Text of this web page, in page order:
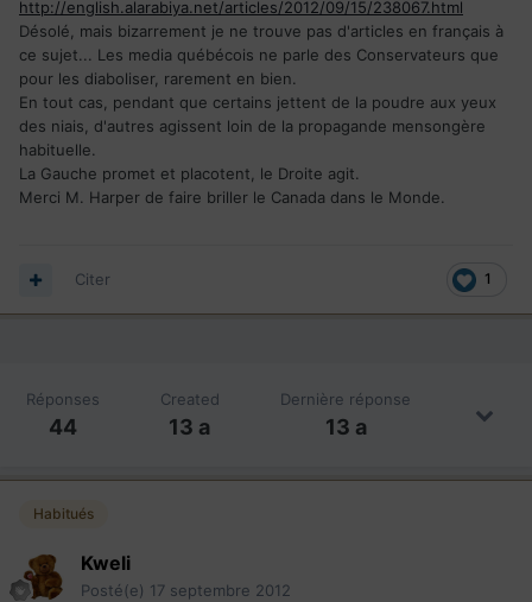
http://english.alarabiya.net/articles/2012/09/15/238067.html
Désolé, mais bizarrement je ne trouve pas d'articles en français à
ce sujet... Les media québécois ne parle des Conservateurs que
pour les diaboliser, rarement en bien.
En tout cas, pendant que certains jettent de la poudre aux yeux
des niais, d'autres agissent loin de la propagande mensongère
habituelle.
La Gauche promet et placotent, le Droite agit.
Merci M. Harper de faire briller le Canada dans le Monde.
1
Citer
Réponses
44
Created
13 a
Dernière réponse
13 a
Habitués
Kweli
Posté(e) 17 septembre 2012